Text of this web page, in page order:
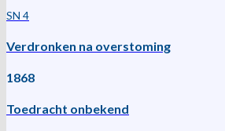
SN 4
Verdronken na overstoming
1868
Toedracht onbekend